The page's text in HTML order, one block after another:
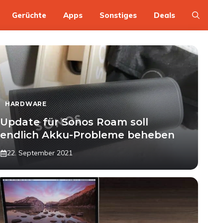
Gerüchte Apps Sonstiges Deals
HARDWARE
Update für Sonos Roam soll
endlich Akku-Probleme beheben
22. September 2021